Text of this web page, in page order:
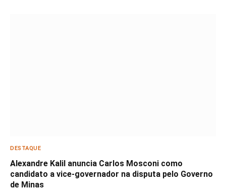
DESTAQUE
Alexandre Kalil anuncia Carlos Mosconi como
candidato a vice-governador na disputa pelo Governo
de Minas